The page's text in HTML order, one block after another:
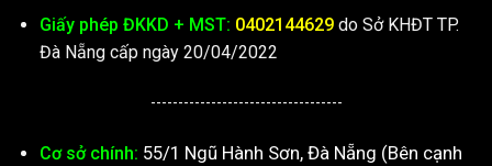
Giấy phép ĐKKD + MST: 0402144629do Sở KHĐT TP.
Đà Nẵng cấp ngày 20/04/2022
-----------------------------------
Cơ sở chính: 55/1 Ngũ Hành Sơn, Đà Nẵng (Bên cạnh